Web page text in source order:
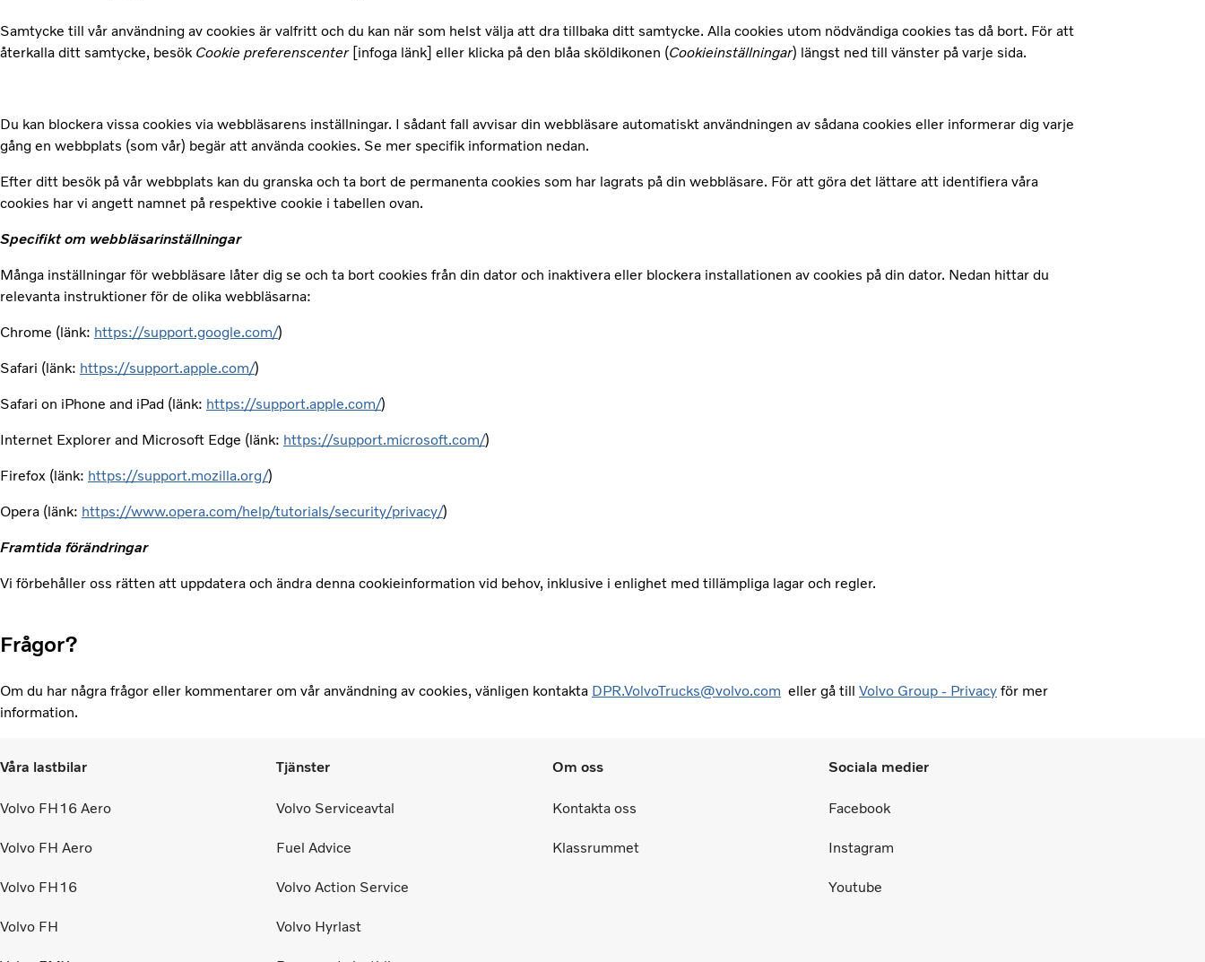
Samtycke till vår användning av cookies är valfritt och du kan när som helst välja att dra tillbaka ditt samtycke. Alla cookies utom nödvändiga cookies tas då bort. För att
återkalla ditt samtycke, besök Cookie preferenscenter[infoga länk] eller klicka på den blåa sköldikonen (Cookieinställningar) längst ned till vänster på varje sida.
Du kan blockera vissa cookies via webbläsarens inställningar. I sådant fall avvisar din webbläsare automatiskt användningen av sådana cookies eller informerar dig varje
gång en webbplats (som vår) begär att använda cookies. Se mer specifik information nedan.
Efter ditt besök på vår webbplats kan du granska och ta bort de permanenta cookies som har lagrats på din webbläsare. För att göra det lättare att identifiera våra
cookies har vi angett namnet på respektive cookie i tabellen ovan.
Specifikt om webbläsarinställningar
Många inställningar för webbläsare låter dig se och ta bort cookies från din dator och inaktivera eller blockera installationen av cookies på din dator. Nedan hittar du
relevanta instruktioner för de olika webbläsarna:
Chrome (länk: https://support.google.com/)
Safari (länk: https://support.apple.com/)
Safari on iPhone and iPad (länk: https://support.apple.com/)
Internet Explorer and Microsoft Edge (länk: https://support.microsoft.com/)
Firefox (länk: https://support.mozilla.org/)
Opera (länk: https://www.opera.com/help/tutorials/security/privacy/)
Framtida förändringar
Vi förbehåller oss rätten att uppdatera och ändra denna cookieinformation vid behov, inklusive i enlighet med tillämpliga lagar och regler.
Frågor?
Om du har några frågor eller kommentarer om vår användning av cookies, vänligen kontakta DPR.VolvoTrucks@volvo.com eller gå till Volvo Group - Privacy för mer
information.
Våra lastbilar
Volvo FH16 Aero
Volvo FH Aero
Volvo FH16
Volvo FH
Tjänster
Volvo Serviceavtal
Fuel Advice
Volvo Action Service
Volvo Hyrlast
Om oss
Kontakta oss
Klassrummet
Sociala medier
Facebook
Instagram
Youtube